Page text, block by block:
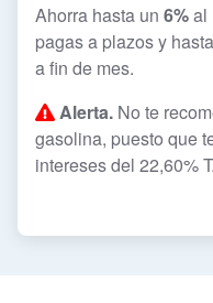
Ahorra hasta un 6%al
pagas a plazos y
a fin de mes.
Alerta. No te
gasolina, puesto que
intereses del 22,60%